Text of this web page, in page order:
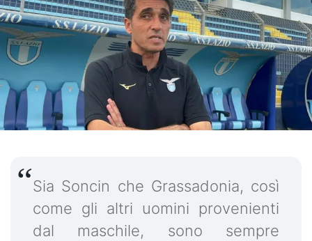
Sia Soncin che Grassadonia, così
come gli altri uomini provenienti
dal maschile, sono sempre